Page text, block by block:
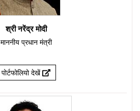
श्री नरेंद्र मोदी
माननीय प्रधान मंत्री
पोर्टफोलियो देखें